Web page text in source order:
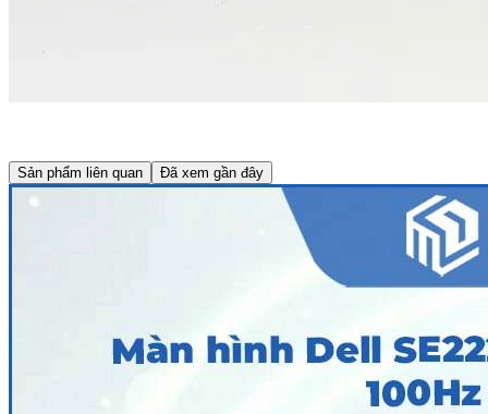
Sản phẩm liên quan Đã xem gần đây